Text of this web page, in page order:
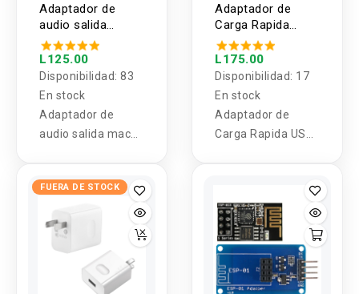
Adaptador de
audio salida
macho 1/4"
(6.35mm) y
entrada hembra
de 3.5mm
L125.00
Disponibilidad: 83
En stock
Adaptador de
audio salida macho
3.5mm
mono/stereo
Adaptador de
Carga Rapida
USB-C a Micro
USB UGREEN
L175.00
Disponibilidad: 17
En stock
Adaptador de
Carga Rapida USB-
FUERA DE STOCK